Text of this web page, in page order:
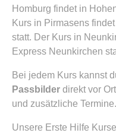
Homburg findet in
Kurs in Pirmasens
statt. Der Kurs in
Express Neunkirchen
Bei jedem Kurs kannst
Passbilder direkt vor
und zusätzliche Termine.
Unsere Erste Hilfe